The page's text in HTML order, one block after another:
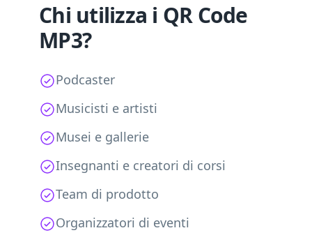
Chi utilizza i QR Code
MP3?
Podcaster
Musicisti e artisti
Musei e gallerie
Insegnanti e creatori di corsi
Team di prodotto
Organizzatori di eventi